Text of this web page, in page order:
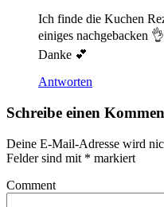
Ich finde die Kuchen
einiges nachgebacken 👌
Danke 💕
Antworten
Schreibe einen
Deine E-Mail-Adresse wird
Felder sind mit * markiert
Comment